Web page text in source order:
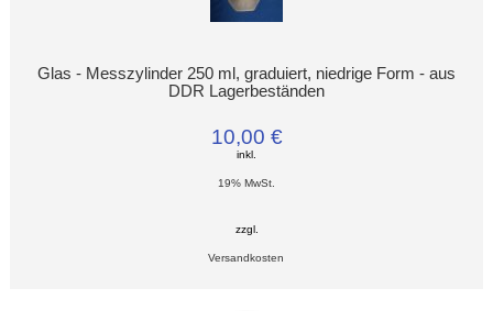
Glas - Messzylinder 250 ml, graduiert, niedrige Form - aus
DDR Lagerbeständen
10,00 €
inkl.
19% MwSt.
zzgl.
Versandkosten